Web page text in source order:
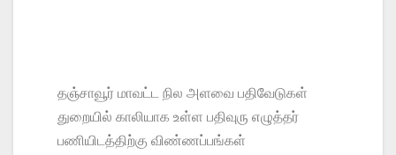
தஞ்சாவூர் மாவட்ட நில அளவை பதிவேடுகள்
துறையில் காலியாக உள்ள பதிவுரு எழுத்தர்
பணியிடத்திற்கு விண்ணப்பங்கள்